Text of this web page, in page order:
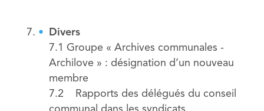
Divers
7.1 Groupe « Archives communales -
Archilove » : désignation d’un nouveau
membre
7.2 Rapports des délégués du conseil